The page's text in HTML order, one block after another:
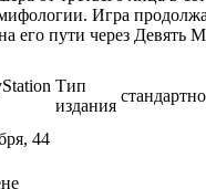
Игра
его пути через Девять
Тип
издания
44